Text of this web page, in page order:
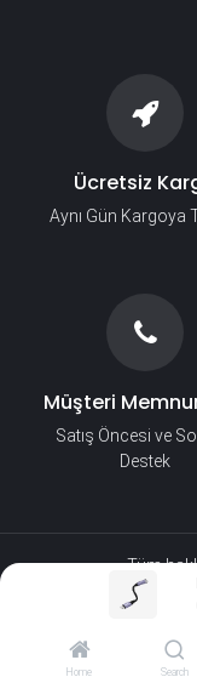
Home Search
Ücretsiz
Aynı Gün Kargoya
Müşteri
Satış Öncesi ve
Destek
Tüm